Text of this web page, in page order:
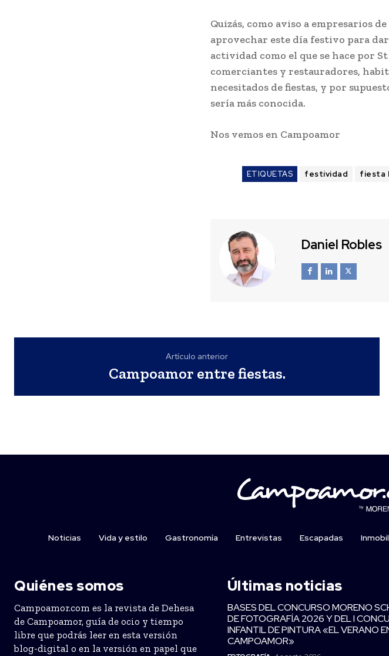
Quizás, como aviso a empresarios
aprovechar este día festivo para
actividad como el que se hace por
comerciantes y restauradores,
necesitados de fiestas, y por
sería más conocida.
Nos vemos en Campoamor
ETIQUETAS festividad fiesta
Daniel Robles
Artículo anterior
Campoamor entre fiestas.
Noticias Vida y estilo Gastronomía Entrevistas Escapadas
Quiénes somos
Campoamor.com es la revista de Dehesa
de Campoamor, guía de ocio y tiempo
libre que podrás leer en esta versión
blog-digital o en la versión en papel que
Últimas noticias
BASES DEL CONCURSO MORENO
DE FOTOGRAFÍA 2026 Y DEL I
INFANTIL DE PINTURA «EL VERANO
CAMPOAMOR»